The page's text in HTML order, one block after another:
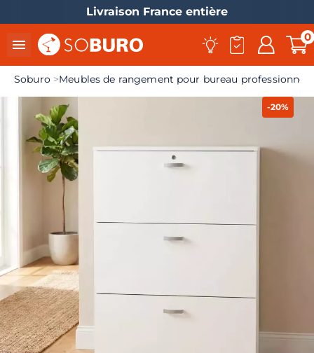
Livraison France entière
 0
Soburo Meubles de rangement pour bureau professionnel
-20%